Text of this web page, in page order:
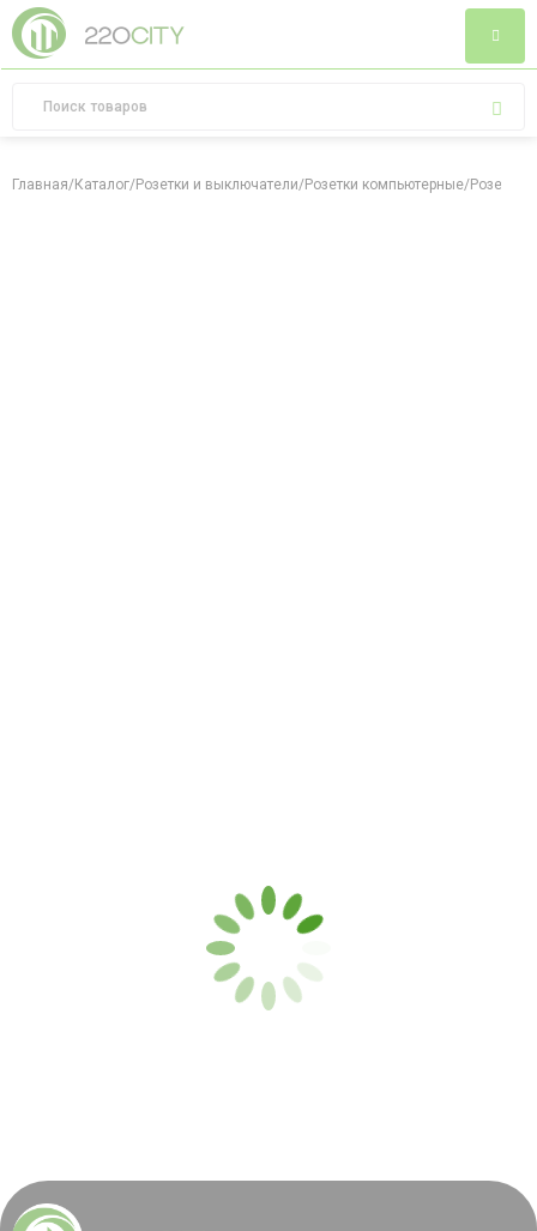
Главная/Каталог/Розетки и выключатели/Розетки компьютерные/Розетка